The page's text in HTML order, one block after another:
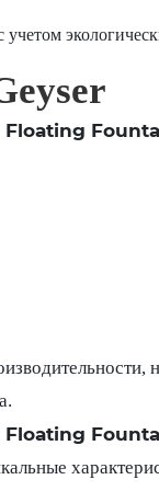
учетом